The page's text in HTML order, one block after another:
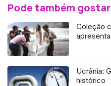
Pode também gostar
Coleção
Ucrânia:
histórico